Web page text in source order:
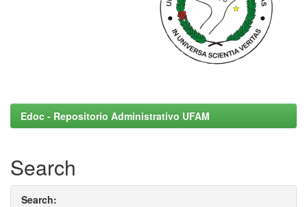
Edoc - Repositorio Administrativo UFAM
Search
Search: